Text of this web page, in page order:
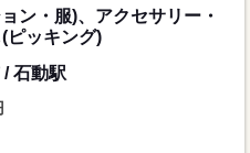
ン・服)、アクセサリー・
ピッキング)
石動駅